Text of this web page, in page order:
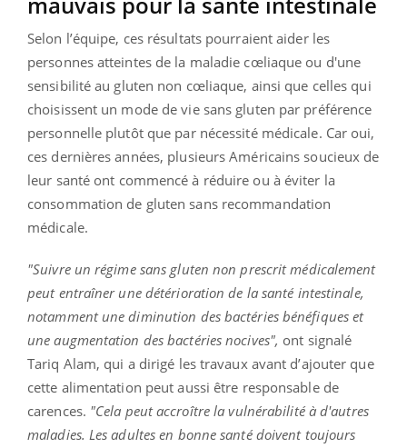
Selon l’équipe, ces résultats pourraient aider les
personnes atteintes de la maladie cœliaque ou d'une
sensibilité au gluten non cœliaque, ainsi que celles qui
choisissent un mode de vie sans gluten par préférence
personnelle plutôt que par nécessité médicale. Car oui,
ces dernières années, plusieurs Américains soucieux de
leur santé ont commencé à réduire ou à éviter la
consommation de gluten sans recommandation
médicale.
"Suivre un régime sans gluten non prescrit médicalement
peut entraîner une détérioration de la santé intestinale,
notamment une diminution des bactéries bénéfiques et
une augmentation des bactéries nocives", ont signalé
Tariq Alam, qui a dirigé les travaux avant d’ajouter que
cette alimentation peut aussi être responsable de
carences. "Cela peut accroître la vulnérabilité à d'autres
maladies. Les adultes en bonne santé doivent toujours